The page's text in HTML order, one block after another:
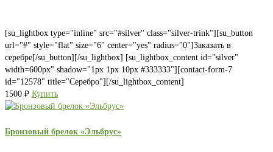
[su_lightbox type="inline" src="#silver" class="silver-trink"][su_button
url="#" style="flat" size="6" center="yes" radius="0"]Заказать в
серебре[/su_button][/su_lightbox] [su_lightbox_content id="silver"
width=600px" shadow="1px 1px 10px #333333"][contact-form-7
id="12578" title="Серебро"][/su_lightbox_content]
1500 ₽ Купить
Бронзовый брелок «Эльбрус»